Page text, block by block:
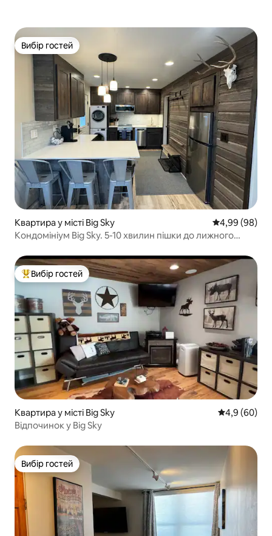
Вибір гостей
Вибір гостей
Квартира у місті Big Sky Середня
4,99 (98)
Кондомініум Big Sky. 5-10 хвилин пішки до лижного
Топ вибір гостей
Вибір гостей
Квартира у місті Big Sky Середня
4,9 (60)
Відпочинок у Big Sky
Вибір гостей
Вибір гостей